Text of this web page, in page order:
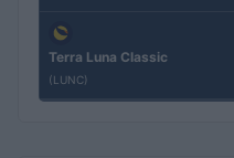
Terra Luna Classic
(LUNC)